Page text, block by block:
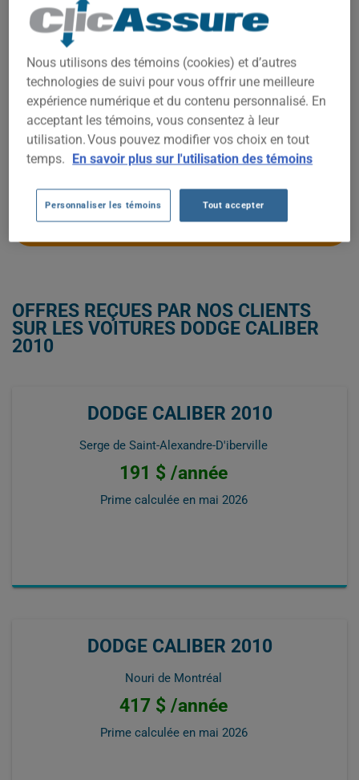
COÛTS D'ASSURANCE AUTO
DODGE CALIBER 2010.
Nous n'avons pas encore suffisamment de données
d'assurance auto pour ce véhicule.
Essayez un autre modèle ou une autre année, ou
commencez une soumission pour un prix personnalisé.
Pour trouver la meilleur assurance pour votre véhicule DODGE
les options disponibles.
OBTENEZ UNE ASSURANCE À BAS PRIX POUR VOTRE DODGE CALIBER
OFFRES REÇUES PAR NOS CLIENTS
SUR LES VOITURES DODGE CALIBER
2010
DODGE CALIBER 2010
Serge de Saint-Alexandre-D'iberville
191 $ /année
Prime calculée en mai 2026
DODGE CALIBER 2010
Nouri de Montréal
417 $ /année
Prime calculée en mai 2026
Nous utilisons des témoins (cookies) et d’autres
technologies de suivi pour vous offrir une meilleure
expérience numérique et du contenu personnalisé. En
acceptant les témoins, vous consentez à leur
utilisation. Vous pouvez modifier vos choix en tout
temps. En savoir plus sur l'utilisation des témoins
Personnaliser les témoins Tout accepter